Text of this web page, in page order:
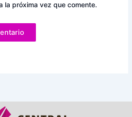
la próxima vez que comente.